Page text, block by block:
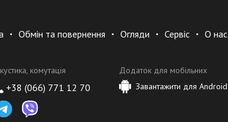
Обмін та повернення Огляди Сервіс О нас
комутація
+38 (066) 771 12 70
Додаток для мобільних
Завантажити для Android